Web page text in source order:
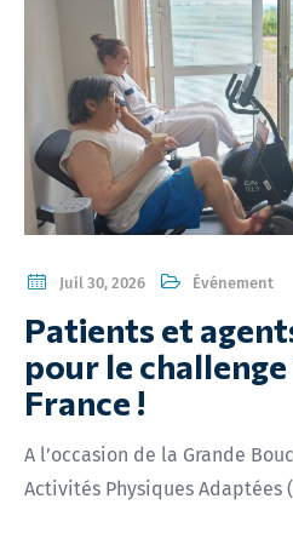
2026 Événement
et agents,
challenge Tour
!
de la Grande Boucle, les
Adaptées (EAPA) ont